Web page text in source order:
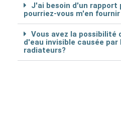
J'ai besoin d'un rapport
pourriez-vous m'en fournir
Vous avez la
d'eau invisible causée
radiateurs?